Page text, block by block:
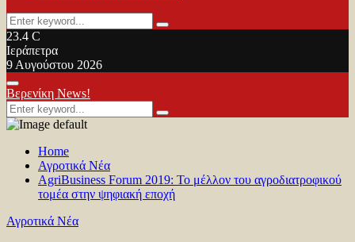
Search
for:
Search
23.4 C
Ιεράπετρα
9 Αυγούστου 2026
Facebook
Twitter
Youtube
Primary
Menu
Βερενίκη News!
Search
for:
Search
Home
Αγροτικά Νέα
AgriBusiness Forum 2019: Το μέλλον του αγροδιατροφικού
τομέα στην ψηφιακή εποχή
Αγροτικά Νέα